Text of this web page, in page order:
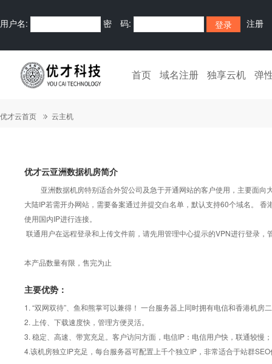
用户名: 密 码: 注册
首页 域名注册 独享云机 弹
优才云首页 云主机
优才云亚洲数据机房简介
亚洲数据机房特别适合外贸公司及急于开通网站的客户使用，主要面向
大陆IP若需开办网站，需要备案通过并提交白名单，默认支持60个域名。
使用国内IP进行连接。
联通用户在远程登录和上传文件前，请先用管理中心提示的VPN进行登录
本产品数量有限，售完为止
主要优势：
1. “双网双待”、鱼和熊掌可以兼得！ 一台服务器上同时拥有电信和香港机房
2. 上传、下载速度快，管理方便灵活。
3. 稳定、高速、带宽充足。客户访问方面，电信IP：电信用户快，联通较慢
4.该机房独立IP充足，每台服务器可配置上千个独立IP，非常适合于站群